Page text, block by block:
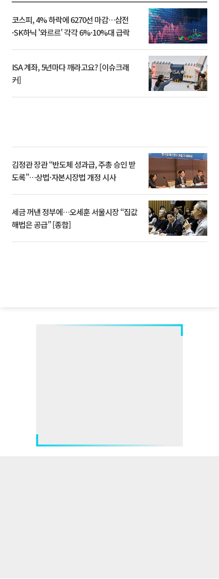
코스피, 4% 하락에 6270선 마감…삼전
·SK하닉 '와르르' 각각 6%·10%대 급락
ISA 계좌, 5년마다 깨라고요? [이슈크래
커]
김정관 장관 “반도체 성과급, 주총 승인 받
도록”…상법·자본시장법 개정 시사
세금 꺼낸 정부에…오세훈 서울시장 “집값
해법은 공급” [종합]